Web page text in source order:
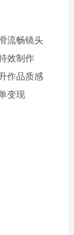
流畅镜头
效制作
作品质感
变现